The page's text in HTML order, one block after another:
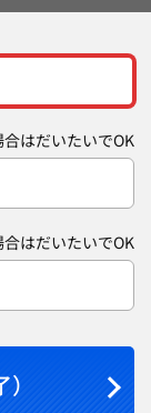
はだいたいでOK
はだいたいでOK